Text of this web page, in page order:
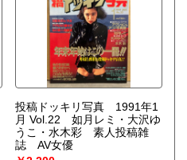
投稿ドッキリ写真 1991年1
月 Vol.22 如月レミ・大沢ゆ
うこ・水木彩 素人投稿雑
誌 AV女優